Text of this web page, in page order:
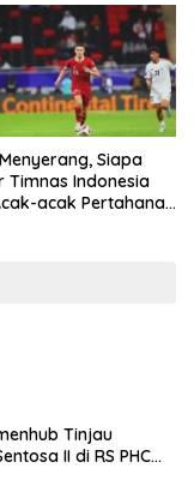
Siapa
Timnas Indonesia
acak Pertahanan
Tinjau
II di RS PHC